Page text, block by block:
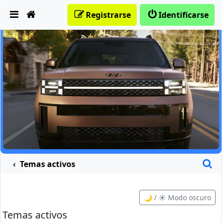
Identificarse
Registrarse
Temas activos
🌙 / ☀️ Modo oscuro
Temas activos